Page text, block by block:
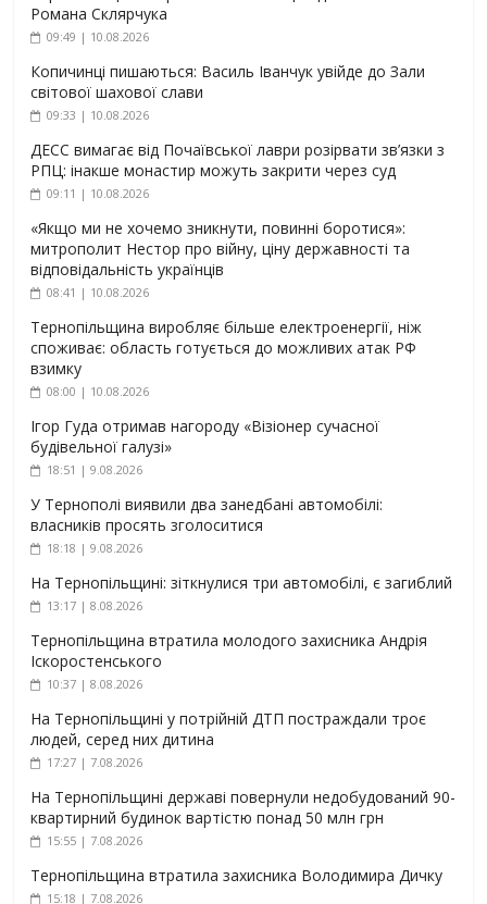
Романа Склярчука
09:49 | 10.08.2026
Копичинці пишаються: Василь Іванчук увійде до Зали
світової шахової слави
09:33 | 10.08.2026
ДЕСС вимагає від Почаївської лаври розірвати зв’язки з
РПЦ: інакше монастир можуть закрити через суд
09:11 | 10.08.2026
«Якщо ми не хочемо зникнути, повинні боротися»:
митрополит Нестор про війну, ціну державності та
відповідальність українців
08:41 | 10.08.2026
Тернопільщина виробляє більше електроенергії, ніж
споживає: область готується до можливих атак РФ
взимку
08:00 | 10.08.2026
Ігор Гуда отримав нагороду «Візіонер сучасної
будівельної галузі»
18:51 | 9.08.2026
У Тернополі виявили два занедбані автомобілі:
власників просять зголоситися
18:18 | 9.08.2026
На Тернопільщині: зіткнулися три автомобілі, є загиблий
13:17 | 8.08.2026
Тернопільщина втратила молодого захисника Андрія
Іскоростенського
10:37 | 8.08.2026
На Тернопільщині у потрійній ДТП постраждали троє
людей, серед них дитина
17:27 | 7.08.2026
На Тернопільщині державі повернули недобудований 90-
квартирний будинок вартістю понад 50 млн грн
15:55 | 7.08.2026
Тернопільщина втратила захисника Володимира Дичку
15:18 | 7.08.2026